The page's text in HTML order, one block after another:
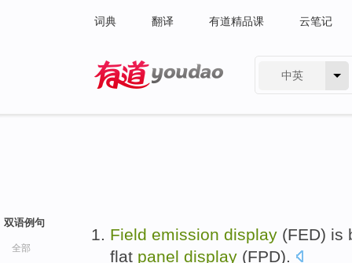
词典 翻译 有道精品课 云笔记
中英
双语例句
全部
Field emission display (FED) is
flat panel display (FPD).